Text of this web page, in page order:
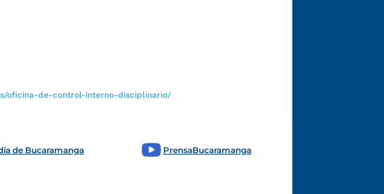
oficina-de-control-interno-disciplinario/
de Bucaramanga PrensaBucaramanga